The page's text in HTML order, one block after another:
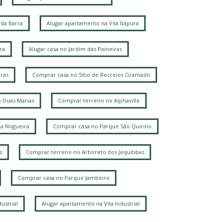
das Palmeiras
Alphaville Campinas
Chapadão
Fazenda Santa Cândida
Paraíso
Caminhos de São Conrado (Sousas)
Mimosa
Jardim Chapadao
Jardim Pauliceia
Rossi Borghi e Siqueira
Barao Geraldo
Proença
Jardim das Paineiras
Santa Bárbara
Jardim Flamboyant
Primavera
Residencial Entre Verdes (Sousas)
Geraldo
Taquaral
Santa Margarida
Parque Taquaral
Sainte Hélène
Bosque
Santa Marcelina
Chácara da Barra
Proost de Souza
Jardim dos Oliveiras
São Quirino
Barra Alugar apartamento na Vila Itapura
Alugar casa no Jardim das Paineiras
Comprar casa no Sítio de Recreios Gramado
Marias Comprar terreno no Alphaville
Nogueira Comprar casa no Parque São Quirino
Comprar terreno no Arboreto dos Jequitibas
Comprar casa no Parque Jambeiro
Alugar apartamento na Vila Industrial